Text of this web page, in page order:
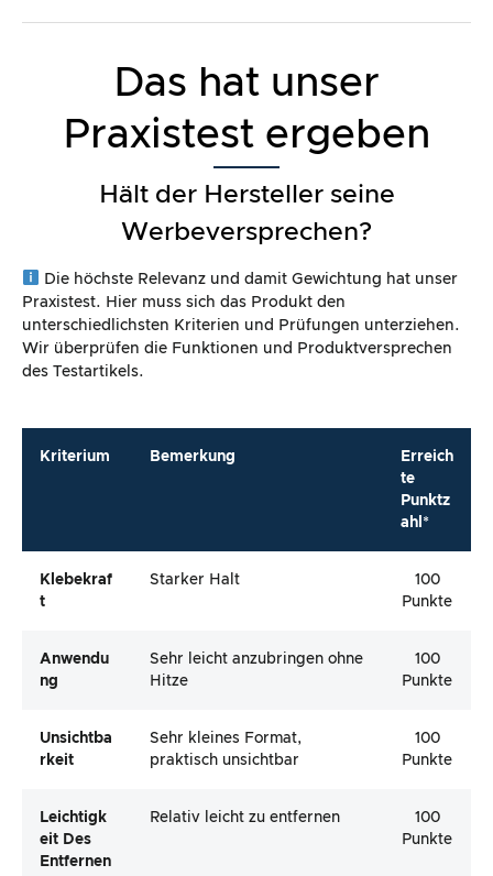
Das hat unser
Praxistest ergeben
Hält der Hersteller seine
Werbeversprechen?
Die höchste Relevanz und damit Gewichtung hat unser
Praxistest. Hier muss sich das Produkt den
unterschiedlichsten Kriterien und Prüfungen unterziehen.
Wir überprüfen die Funktionen und Produktversprechen
des Testartikels.
Kriterium Bemerkung
Erreich
te
Punktz
ahl*
Klebekraf
T
Starker Halt
100
Punkte
Anwendu
Ng
Sehr leicht anzubringen ohne
Hitze
100
Punkte
Unsichtba
Rkeit
Sehr kleines Format,
praktisch unsichtbar
100
Punkte
Leichtigk
Eit Des
Entfernen
Relativ leicht zu entfernen
100
Punkte